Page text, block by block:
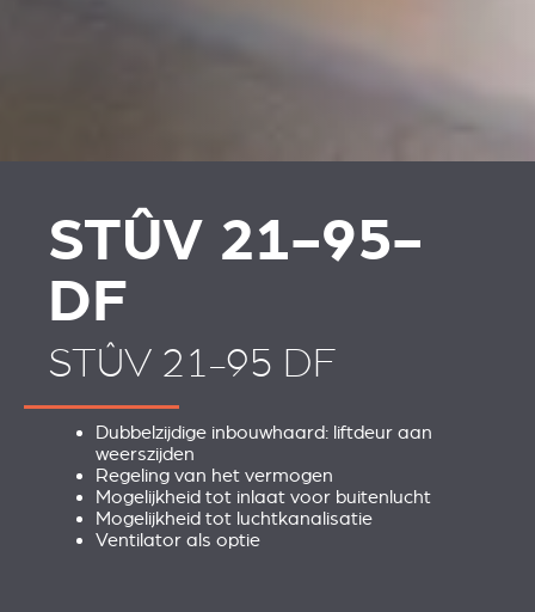
STÛV 21-95-
DF
STÛV 21-95 DF
Dubbelzijdige inbouwhaard: liftdeur aan
weerszijden
Regeling van het vermogen
Mogelijkheid tot inlaat voor buitenlucht
Mogelijkheid tot luchtkanalisatie
Ventilator als optie
ACCESSOIRES
ACCESSOIRES VOOR